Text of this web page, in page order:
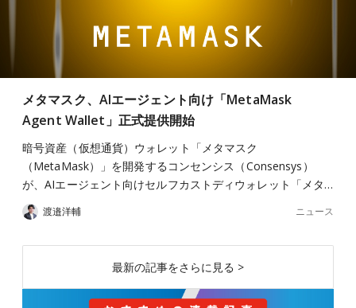
メタマスク、AIエージェント向け「MetaMask
Agent Wallet」正式提供開始
暗号資産（仮想通貨）ウォレット「メタマスク
（MetaMask）」を開発するコンセンシス（Consensys）
が、AIエージェント向けセルフカストディウォレット「メタ…
渡邉洋輔 ニュース
最新の記事をさらに見る >